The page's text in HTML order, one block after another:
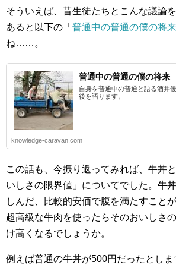
そういえば、昔生徒たちとこんな議論
あると以下の「 普通中の普通の僕の将来
ね……。
普通中の普通の僕の将来
自身を普通中の普通と語る酒井
後を語ります。
knowledge-caravan.com
この話も、今振り返ってみれば、牛丼
いしさの限界値」についてでした。牛
しんだ、比較的安価で腹を満たすこと
超高級な牛肉を使ったらそのおいしさ
け高くなるでしょうか。
例えば普通の牛丼が500円だったとし